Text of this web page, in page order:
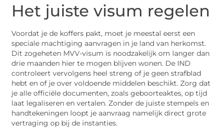
Het juiste visum regelen
Voordat je de koffers pakt, moet je meestal eerst een
speciale machtiging aanvragen in je land van herkomst.
Dit zogeheten MVV-visum is noodzakelijk om langer dan
drie maanden hier te mogen blijven wonen. De IND
controleert vervolgens heel streng of je geen strafblad
hebt en of je over voldoende middelen beschikt. Zorg dat
je alle officiële documenten, zoals geboorteaktes, op tijd
laat legaliseren en vertalen. Zonder de juiste stempels en
handtekeningen loopt je aanvraag namelijk direct grote
vertraging op bij de instanties.